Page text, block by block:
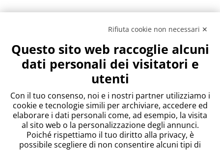
aumentare il numero dei tentativi.
DISATTIVO
Sim disattivate non registrate alla rete GSM. “Il numero
da lei chiamato e inesistente”.
Lorem ipsum dolor sit amet, at mei dolore tritani
repudiandae. In his nemore temporibus consequuntur,
vim ad prima vivendum consetetur. Viderer feugiat at
pro, mea aperiam
Rifiuta cookie non necessari ✕
Questo sito web raccoglie alcuni
dati personali dei visitatori e
utenti
Con il tuo consenso, noi e i nostri partner utilizziamo i
cookie e tecnologie simili per archiviare, accedere ed
elaborare i dati personali come, ad esempio, la visita
al sito web o la personalizzazione degli annunci.
Poiché rispettiamo il tuo diritto alla privacy, è
possibile scegliere di non consentire alcuni tipi di